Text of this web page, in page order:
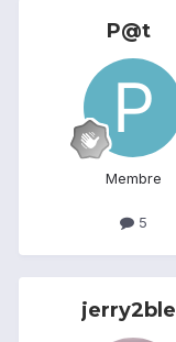
P@t
Membre
5
jerry2ble